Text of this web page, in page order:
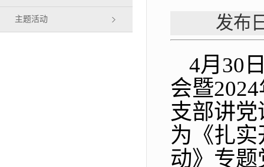
主题活动 发布
4月30
会暨
支部讲
为《扎
动》专